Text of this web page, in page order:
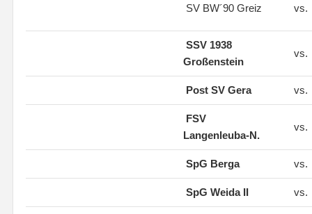
SV BW´90 Greiz vs.
SSV 1938
Großenstein
vs.
Post SV Gera vs.
FSV
Langenleuba-N.
vs.
SpG Berga vs.
SpG Weida II vs.